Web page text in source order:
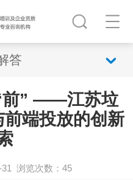
答
前” ——江苏垃
端投放的创新
浏览次数：45